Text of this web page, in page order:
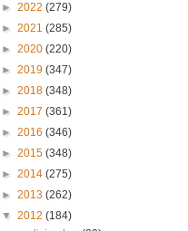
► 2022 (279)
► 2021 (285)
► 2020 (220)
► 2019 (347)
► 2018 (348)
► 2017 (361)
► 2016 (346)
► 2015 (348)
► 2014 (275)
► 2013 (262)
▼ 2012 (184)